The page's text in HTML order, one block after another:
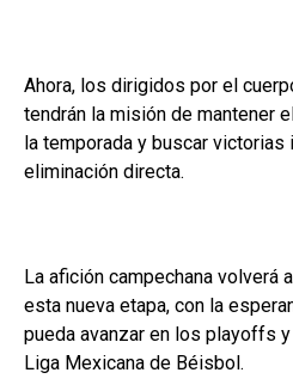
Ahora, los dirigidos por el
tendrán la misión de mantener
la temporada y buscar
eliminación directa.
La afición campechana volverá
esta nueva etapa, con la
pueda avanzar en los playoffs
Liga Mexicana de Béisbol.